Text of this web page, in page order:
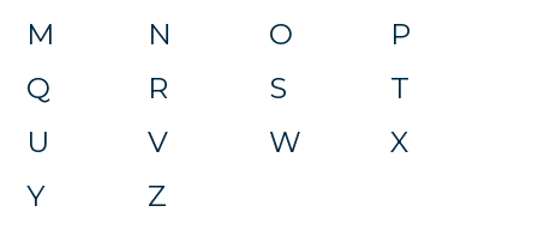
M
N O
P
Q
R S
T
U
V W
X
Y
Z